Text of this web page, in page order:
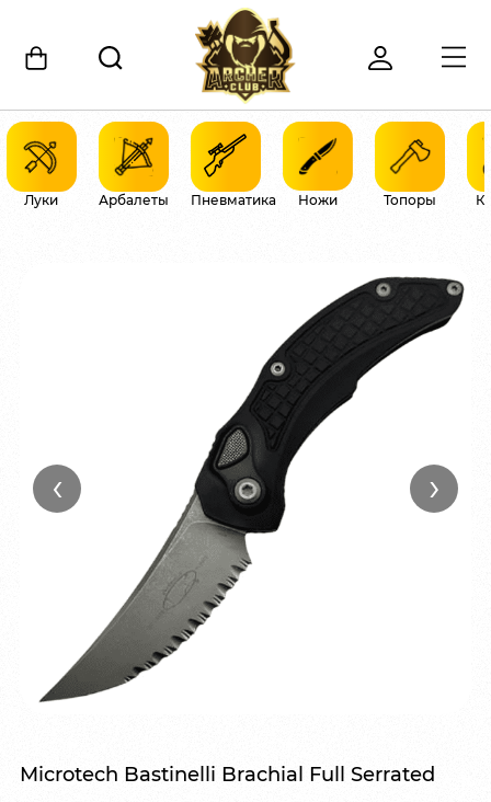
Луки Арбалеты Пневматика Ножи Топоры
‹ ›
Microtech Bastinelli Brachial Full Serrated